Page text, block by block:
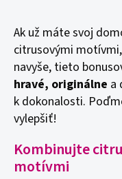
Ak už máte svoj
citrusovými
navyše, tieto
hravé, originálne a
k dokonalosti.
vylepšiť!
Kombinujte
motívmi